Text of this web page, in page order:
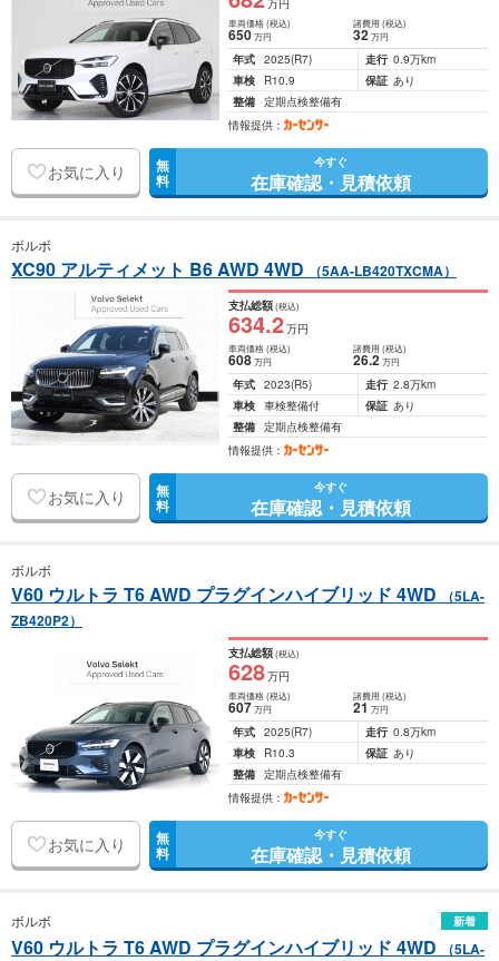
万円
車両価格(税込)
650万円
諸費用 (税込)
32 万円
年式 2025(R7) 走行 0.9万km
車検
R10.9 保証 あり
整備 定期点検整備有
情報提供：
お気に入り 無
料
今すぐ
在庫確認・見積依頼
ボルボ
XC90 アルティメット B6 AWD 4WD （5AA-LB420TXCMA）
支払総額(税込)
634.2万円
車両価格(税込)
608万円
諸費用 (税込)
26.2 万円
年式 2023(R5) 走行 2.8万km
車検 車検整備付 保証 あり
整備 定期点検整備有
情報提供：
お気に入り 無
料
今すぐ
在庫確認・見積依頼
ボルボ
V60 ウルトラ T6 AWD プラグインハイブリッド 4WD
（5LA-
ZB420P2）
支払総額(税込)
628万円
車両価格(税込)
607万円
諸費用 (税込)
21 万円
年式 2025(R7) 走行 0.8万km
車検
R10.3 保証 あり
整備 定期点検整備有
情報提供：
お気に入り 無
料
今すぐ
在庫確認・見積依頼
ボルボ 新着
V60 ウルトラ T6 AWD プラグインハイブリッド 4WD
（5LA-